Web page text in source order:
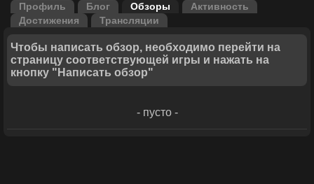
Профиль Блог Обзоры
Активность
Достижения
Трансляции
Чтобы написать обзор, необходимо перейти на
страницу соответствующей игры и нажать на
кнопку "Написать обзор"
- пусто -